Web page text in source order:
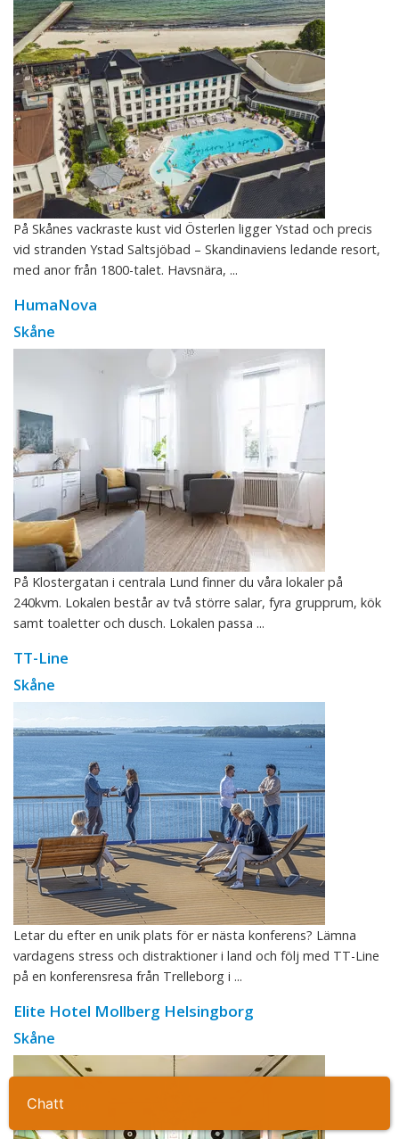
Ta kontakt
På Skånes vackraste kust vid Österlen ligger Ystad och precis
vid stranden Ystad Saltsjöbad – Skandinaviens ledande resort,
med anor från 1800-talet. Havsnära, ...
HumaNova
Skåne
På Klostergatan i centrala Lund finner du våra lokaler på
240kvm. Lokalen består av två större salar, fyra grupprum, kök
samt toaletter och dusch. Lokalen passa ...
TT-Line
Skåne
Letar du efter en unik plats för er nästa konferens? Lämna
vardagens stress och distraktioner i land och följ med TT-Line
på en konferensresa från Trelleborg i ...
Elite Hotel Mollberg Helsingborg
Skåne